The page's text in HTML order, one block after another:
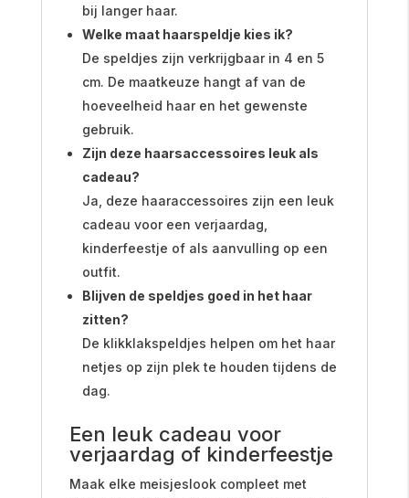
bij langer haar.
Welke maat haarspeldje kies ik?
De speldjes zijn verkrijgbaar in 4 en 5
cm. De maatkeuze hangt af van de
hoeveelheid haar en het gewenste
gebruik.
Zijn deze haarsaccessoires leuk als
cadeau?
Ja, deze haaraccessoires zijn een leuk
cadeau voor een verjaardag,
kinderfeestje of als aanvulling op een
outfit.
Blijven de speldjes goed in het haar
zitten?
De klikklakspeldjes helpen om het haar
netjes op zijn plek te houden tijdens de
dag.
Een leuk cadeau voor
verjaardag of kinderfeestje
Maak elke meisjeslook compleet met